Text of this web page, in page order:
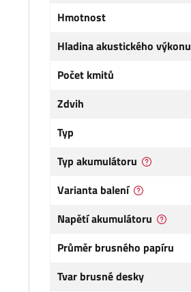
Hmotnost
Hladina akustického výkonu
Počet kmitů
Zdvih
Typ
Typ akumulátoru
Varianta balení
Napětí akumulátoru
Průměr brusného papíru
Tvar brusné desky